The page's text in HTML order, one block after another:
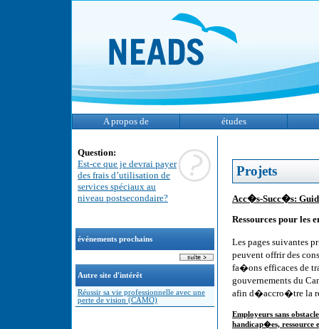
A propos de études
Question:
Est-ce que je devrai payer
des frais d’utilisation de
services spéciaux au
niveau postsecondaire?
événements prochains
Autre site d'intérêt
Réussir sa vie professionnelle avec une
perte de vision (CAMO)
Projets
Acc�s-Succ�s:
Ressources pour les
Les pages suivantes
peuvent offrir des
fa�ons efficaces de
gouvernements du
afin d�accro�tre la
Employeurs sans
handicap�es, ressource